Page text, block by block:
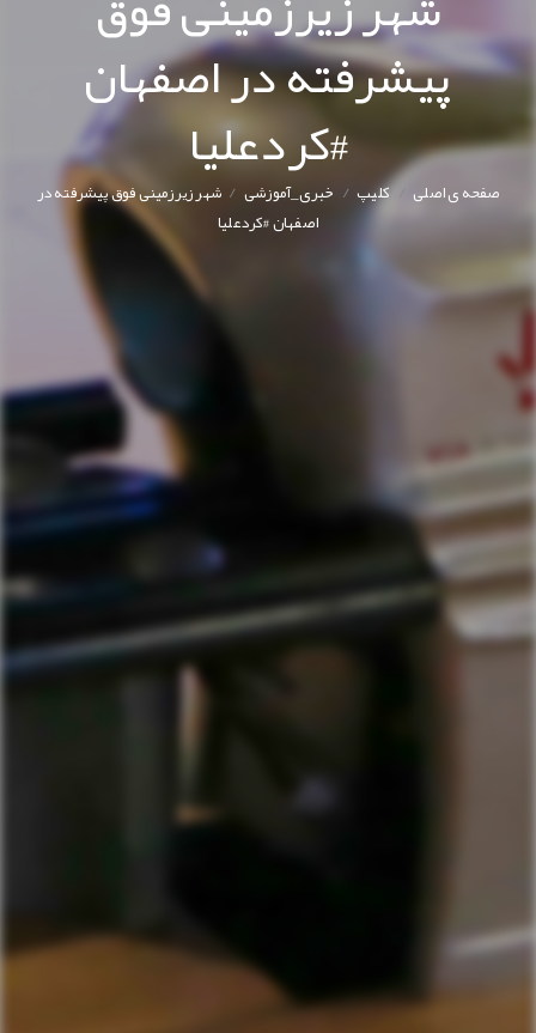
پیشرفته در اصفهان
#کردعلیا
صفحه ی اصلی/ کليپ/ خبری_آموزشی/ شهر زیرزمینی فوق پیشرفته در
اصفهان #کردعلیا